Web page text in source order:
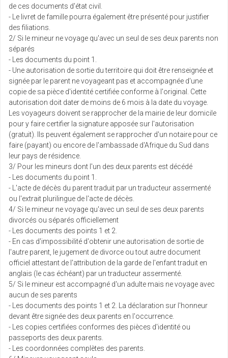
de ces documents d'état civil.
- Le livret de famille pourra également être présenté pour justifier
des filiations.
2/ Si le mineur ne voyage qu'avec un seul de ses deux parents non
séparés
- Les documents du point 1.
- Une autorisation de sortie du territoire qui doit être renseignée et
signée par le parent ne voyageant pas et accompagnée d'une
copie de sa pièce d'identité certifiée conforme à l'original. Cette
autorisation doit dater de moins de 6 mois à la date du voyage.
Les voyageurs doivent se rapprocher de la mairie de leur domicile
pour y faire certifier la signature apposée sur l'autorisation
(gratuit). Ils peuvent également se rapprocher d'un notaire pour ce
faire (payant) ou encore de l'ambassade d'Afrique du Sud dans
leur pays de résidence.
3/ Pour les mineurs dont l'un des deux parents est décédé
- Les documents du point 1.
- L'acte de décès du parent traduit par un traducteur assermenté
ou l'extrait plurilingue de l'acte de décès.
4/ Si le mineur ne voyage qu'avec un seul de ses deux parents
divorcés ou séparés officiellement
- Les documents des points 1 et 2.
- En cas d'impossibilité d'obtenir une autorisation de sortie de
l'autre parent, le jugement de divorce ou tout autre document
officiel attestant de l'attribution de la garde de l'enfant traduit en
anglais (le cas échéant) par un traducteur assermenté.
5/ Si le mineur est accompagné d'un adulte mais ne voyage avec
aucun de ses parents
- Les documents des points 1 et 2. La déclaration sur l'honneur
devant être signée des deux parents en l'occurrence.
- Les copies certifiées conformes des pièces d'identité ou
passeports des deux parents.
- Les coordonnées complètes des parents.